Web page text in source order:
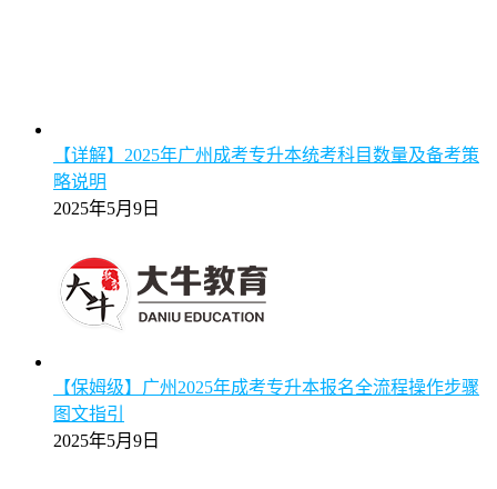
【详解】2025年广州成考专升本统考科目数量及备考策
略说明
2025年5月9日
【保姆级】广州2025年成考专升本报名全流程操作步骤
图文指引
2025年5月9日